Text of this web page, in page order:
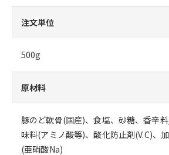
注文単位
500g
原材料
豚のど軟骨(国産)、食塩、砂糖、香辛
味料(アミノ酸等)、酸化防止剤(V.C)、
(亜硝酸Na)